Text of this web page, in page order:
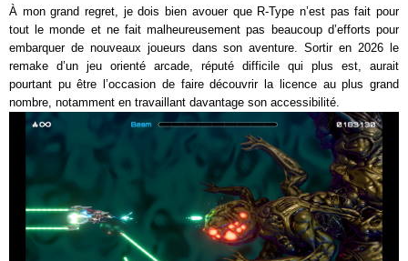
À mon grand regret, je dois bien avouer que R-Type n’est pas fait pour
tout le monde et ne fait malheureusement pas beaucoup d’efforts pour
embarquer de nouveaux joueurs dans son aventure. Sortir en 2026 le
remake d’un jeu orienté arcade, réputé difficile qui plus est, aurait
pourtant pu être l’occasion de faire découvrir la licence au plus grand
nombre, notamment en travaillant davantage son accessibilité.